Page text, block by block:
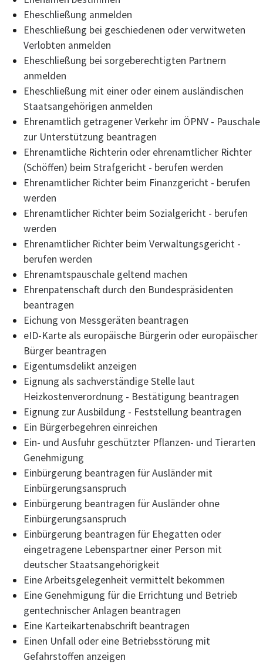
Eheschließung anmelden
Eheschließung bei geschiedenen oder verwitweten
Verlobten anmelden
Eheschließung bei sorgeberechtigten Partnern
anmelden
Eheschließung mit einer oder einem ausländischen
Staatsangehörigen anmelden
Ehrenamtlich getragener Verkehr im ÖPNV - Pauschale
zur Unterstützung beantragen
Ehrenamtliche Richterin oder ehrenamtlicher Richter
(Schöffen) beim Strafgericht - berufen werden
Ehrenamtlicher Richter beim Finanzgericht - berufen
werden
Ehrenamtlicher Richter beim Sozialgericht - berufen
werden
Ehrenamtlicher Richter beim Verwaltungsgericht -
berufen werden
Ehrenamtspauschale geltend machen
Ehrenpatenschaft durch den Bundespräsidenten
beantragen
Eichung von Messgeräten beantragen
eID-Karte als europäische Bürgerin oder europäischer
Bürger beantragen
Eigentumsdelikt anzeigen
Eignung als sachverständige Stelle laut
Heizkostenverordnung - Bestätigung beantragen
Eignung zur Ausbildung - Feststellung beantragen
Ein Bürgerbegehren einreichen
Ein- und Ausfuhr geschützter Pflanzen- und Tierarten
Genehmigung
Einbürgerung beantragen für Ausländer mit
Einbürgerungsanspruch
Einbürgerung beantragen für Ausländer ohne
Einbürgerungsanspruch
Einbürgerung beantragen für Ehegatten oder
eingetragene Lebenspartner einer Person mit
deutscher Staatsangehörigkeit
Eine Arbeitsgelegenheit vermittelt bekommen
Eine Genehmigung für die Errichtung und Betrieb
gentechnischer Anlagen beantragen
Eine Karteikartenabschrift beantragen
Einen Unfall oder eine Betriebsstörung mit
Gefahrstoffen anzeigen